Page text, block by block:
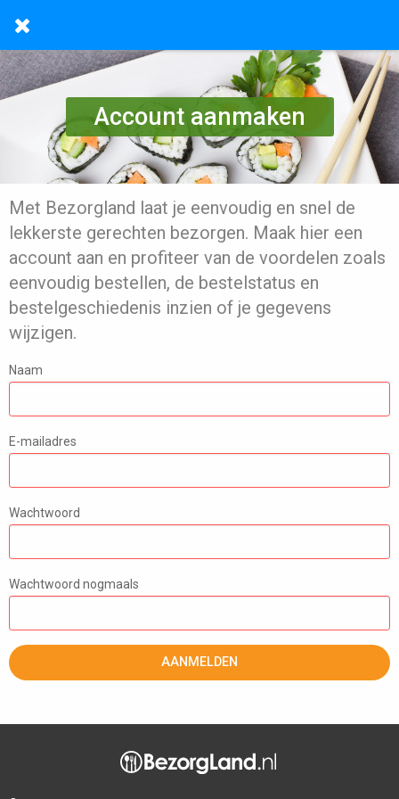
Account aanmaken
Met Bezorgland laat je eenvoudig en snel de
lekkerste gerechten bezorgen. Maak hier een
account aan en profiteer van de voordelen zoals
eenvoudig bestellen, de bestelstatus en
bestelgeschiedenis inzien of je gegevens
wijzigen.
Naam
E-mailadres
Wachtwoord
Wachtwoord nogmaals
AANMELDEN